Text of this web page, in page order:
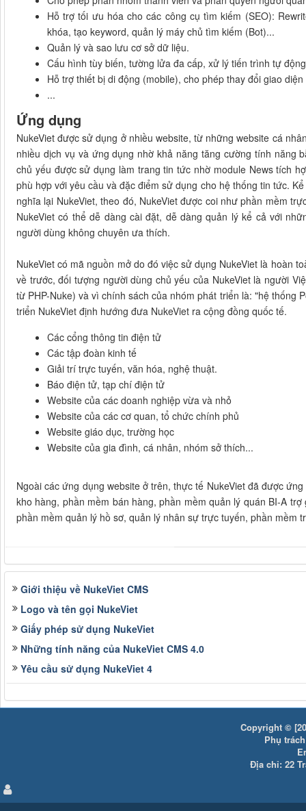
Hỗ trợ tối ưu hóa cho các công cụ tìm kiếm (SEO):
khóa, tạo keyword, quản lý máy chủ tìm kiếm (Bot)...
Quản lý và sao lưu cơ sở dữ liệu.
Cấu hình tùy biến, tường lửa đa cấp, xử lý tiến trình tự
Hỗ trợ thiết bị di động (mobile), cho phép thay đổi giao
...
Ứng dụng
NukeViet được sử dụng ở nhiều website, từ những website cá
nhiều dịch vụ và ứng dụng nhờ khả năng tăng cường tính năng
chủ yếu được sử dụng làm trang tin tức nhờ module News tích
phù hợp với yêu cầu và đặc điểm sử dụng cho hệ thống tin tức.
nghĩa lại NukeViet, theo đó, NukeViet được coi như phần mềm
NukeViet có thể dễ dàng cài đặt, dễ dàng quản lý kể cả với
người dùng không chuyên ưa thích.
NukeViet có mã nguồn mở do đó việc sử dụng NukeViet là hoàn
về trước, đối tượng người dùng chủ yếu của NukeViet là người
từ PHP-Nuke) và vì chính sách của nhóm phát triển là: "hệ thống
triển NukeViet định hướng đưa NukeViet ra cộng đồng quốc tế.
Các cổng thông tin điện tử
Các tập đoàn kinh tế
Giải trí trực tuyến, văn hóa, nghệ thuật.
Báo điện tử, tạp chí điện tử
Website của các doanh nghiệp vừa và nhỏ
Website của các cơ quan, tổ chức chính phủ
Website giáo dục, trường học
Website của gia đình, cá nhân, nhóm sở thích...
Ngoài các ứng dụng website ở trên, thực tế NukeViet đã được
kho hàng, phần mềm bán hàng, phần mềm quản lý quán BI-A
phần mềm quản lý hồ sơ, quản lý nhân sự trực tuyến, phần mềm
Giới thiệu về NukeViet CMS
Logo và tên gọi NukeViet
Giấy phép sử dụng NukeViet
Những tính năng của NukeViet CMS 4.0
Yêu cầu sử dụng NukeViet 4
Copyright ©
Phụ
Địa chỉ: 22